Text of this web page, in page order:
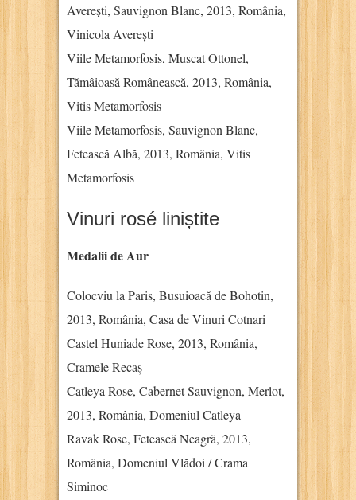
Averești, Sauvignon Blanc, 2013, România,
Vinicola Averești
Viile Metamorfosis, Muscat Ottonel,
Tămâioasă Românească, 2013, România,
Vitis Metamorfosis
Viile Metamorfosis, Sauvignon Blanc,
Fetească Albă, 2013, România, Vitis
Metamorfosis
Vinuri rosé liniștite
Medalii de Aur
Colocviu la Paris, Busuioacă de Bohotin,
2013, România, Casa de Vinuri Cotnari
Castel Huniade Rose, 2013, România,
Cramele Recaș
Catleya Rose, Cabernet Sauvignon, Merlot,
2013, România, Domeniul Catleya
Ravak Rose, Fetească Neagră, 2013,
România, Domeniul Vlădoi / Crama
Siminoc